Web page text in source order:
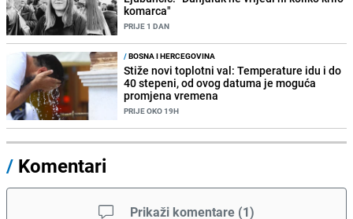
komarca"
PRIJE 1 DAN
/BOSNA I HERCEGOVINA
Stiže novi toplotni val: Temperature idu i do
40 stepeni, od ovog datuma je moguća
promjena vremena
PRIJE OKO 19H
/ Komentari
Prikaži komentare (1)